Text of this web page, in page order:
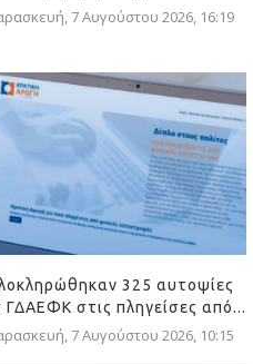
7 Αυγούστου 2026, 16:19
325 αυτοψίες
ΓΔΑΕΦΚ στις πληγείσες από...
7 Αυγούστου 2026, 10:15